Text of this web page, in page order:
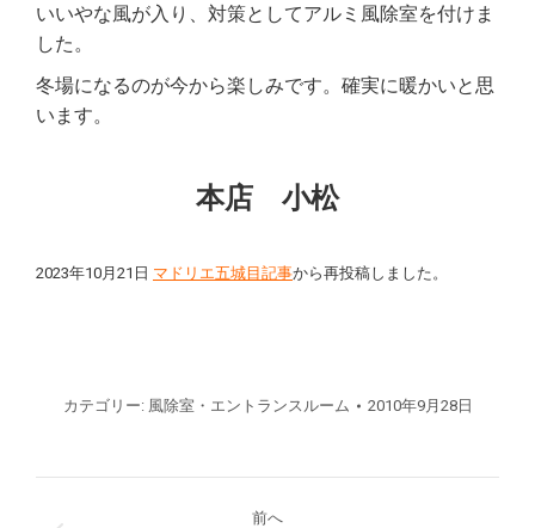
いいやな風が入り、対策としてアルミ風除室を付けま
した。
冬場になるのが今から楽しみです。確実に暖かいと思
います。
本店 小松
2023年10月21日 マドリエ五城目記事から再投稿しました。
カテゴリー: 風除室・エントランスルーム 2010年9月28日
前へ